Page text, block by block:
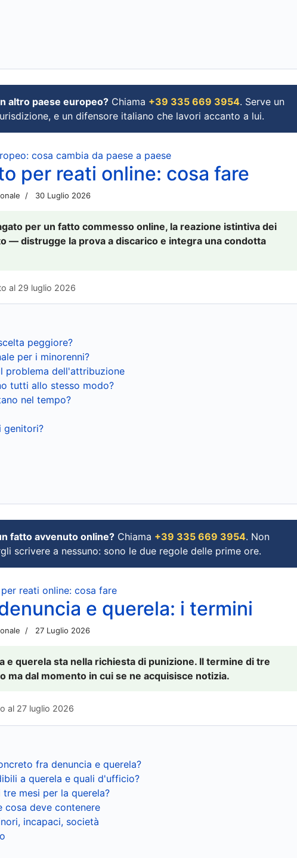
altro paese europeo? Chiama +39 335 669 3954. Serve un
e un difensore italiano che lavori accanto a lui.
cosa cambia da paese a paese
per reati online: cosa fare
30 Luglio 2026
per un fatto commesso online, la reazione istintiva dei
— distrugge la prova a discarico e integra una condotta
al 29 luglio 2026
peggiore?
per i minorenni?
problema dell'attribuzione
tutti allo stesso modo?
nel tempo?
genitori?
fatto avvenuto online? Chiama +39 335 669 3954. Non
scrivere a nessuno: sono le due regole delle prime ore.
reati online: cosa fare
e querela: i termini
27 Luglio 2026
e querela sta nella richiesta di punizione. Il termine di tre
ma dal momento in cui se ne acquisisce notizia.
al 27 luglio 2026
fra denuncia e querela?
a querela e quali d'ufficio?
mesi per la querela?
cosa deve contenere
incapaci, società